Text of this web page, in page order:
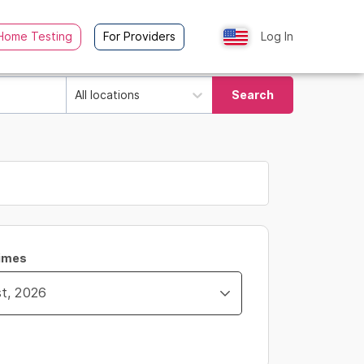
Testing For Providers Log In
All locations Search